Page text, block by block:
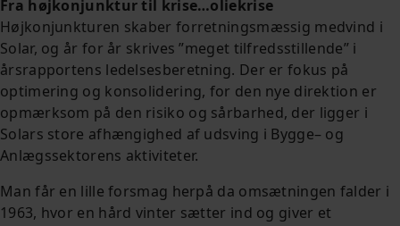
Fra højkonjunktur til krise…oliekrise
Højkonjunkturen skaber forretningsmæssig medvind i
Solar, og år for år skrives ”meget tilfredsstillende” i
årsrapportens ledelsesberetning. Der er fokus på
optimering og konsolidering, for den nye direktion er
opmærksom på den risiko og sårbarhed, der ligger i
Solars store afhængighed af udsving i Bygge– og
Anlægssektorens aktiviteter.
Man får en lille forsmag herpå da omsætningen falder i
1963, hvor en hård vinter sætter ind og giver et